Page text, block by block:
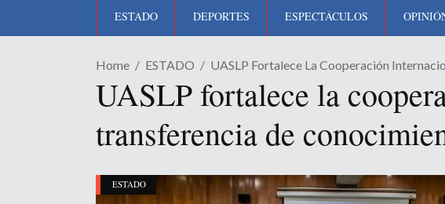
ESTADO DEPORTES ESPECTÁCULOS
Home ESTADO UASLP Fortalece La Cooperación
UASLP fortalece la
transferencia de
ESTADO